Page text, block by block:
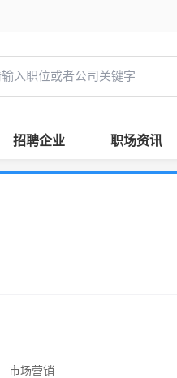
招聘企业 职场资讯
市场营销